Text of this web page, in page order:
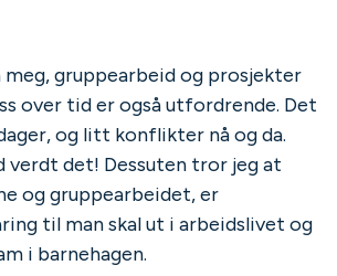
gruppearbeid og prosjekter
over tid er også utfordrende. Det
og litt konflikter nå og da.
verdt det! Dessuten tror jeg at
og gruppearbeidet, er
til man skal ut i arbeidslivet og
i barnehagen.